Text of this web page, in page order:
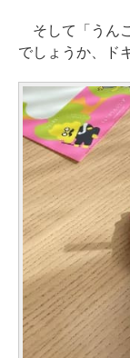
そして「うん
でしょうか、ド